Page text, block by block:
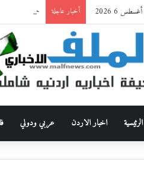
6 2026 أخبار عاجلة حماية وظيفة الأسرة من
الرئيسية اخبار الاردن عربي ودولي